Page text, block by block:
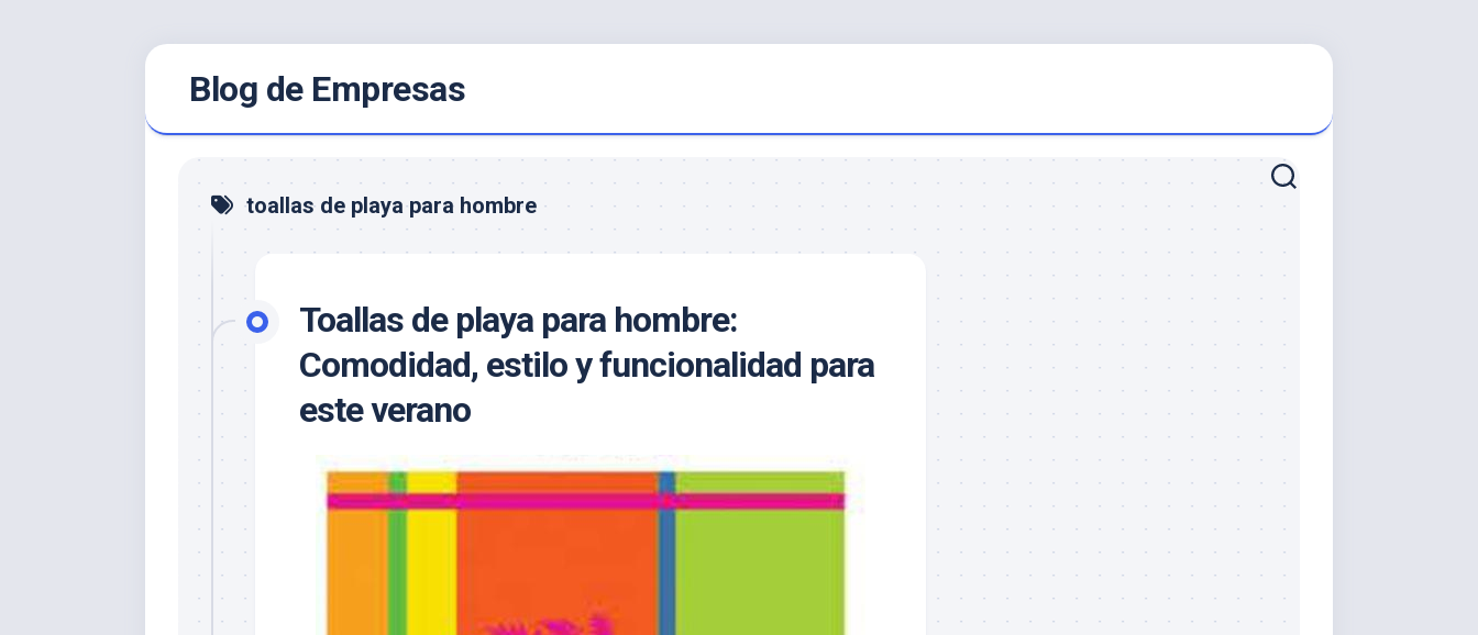
Blog de Empresas
toallas de playa para hombre
Toallas de playa para hombre:
Comodidad, estilo y funcionalidad para
este verano